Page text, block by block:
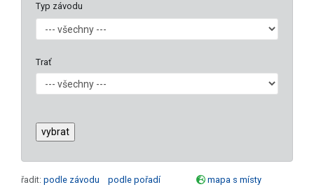
Typ závodu
Trať
řadit: podle závodu podle pořadí
mapa s místy